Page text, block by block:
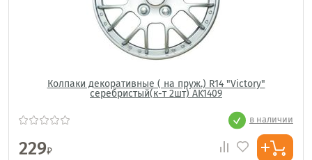
Колпаки декоративные ( на пруж.) R14 "Victory"
серебристый(к-т 2шт) AK1409
в наличии
229₽